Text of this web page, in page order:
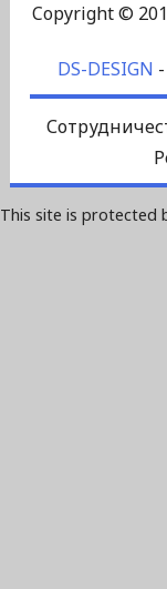
Copyright ©
DS-DESIGN -
This site is protected